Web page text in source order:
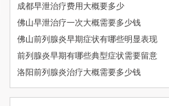
成都早泄治疗费用大概要多少
佛山早泄治疗一次大概需要多少钱
佛山前列腺炎早期症状有哪些明显表现
前列腺炎早期有哪些典型症状需要留意
洛阳前列腺炎治疗大概需要多少钱